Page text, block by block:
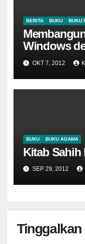
BERITA BUKU BUKU
Windows
OKT 7, 2012
BUKU BUKU AGAMA
Kitab Sahih
SEP 29, 2012